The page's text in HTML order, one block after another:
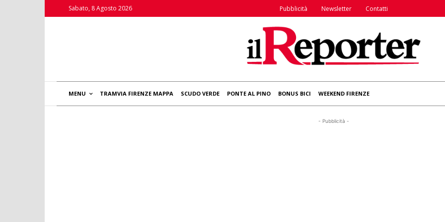
Sabato, 8 Agosto 2026 Pubblicità Newsletter Contatti
MENU TRAMVIA FIRENZE MAPPA SCUDO VERDE PONTE AL PINO BONUS BICI WEEKEND FIRENZE
- Pubblicità -